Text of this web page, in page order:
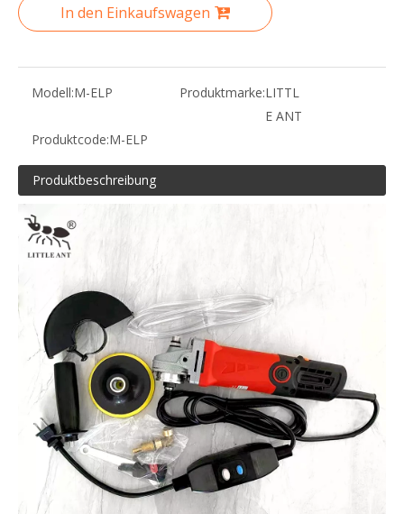
In den Einkaufswagen
Modell:M-ELP Produktmarke:LITTL
E ANT
Produktcode:M-ELP
Produktbeschreibung